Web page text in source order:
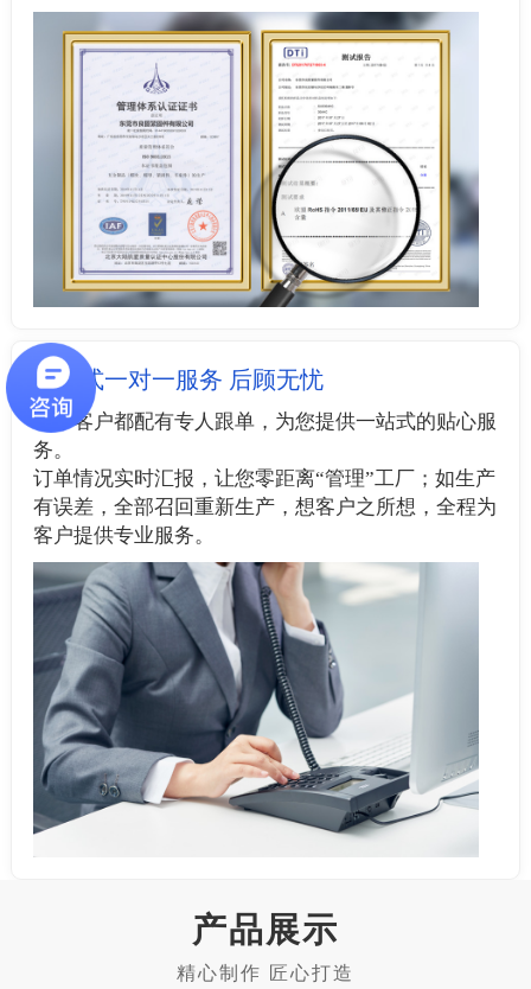
管家式一对一服务 后顾无忧
每个客户都配有专人跟单，为您提供一站式的贴心服
务。
订单情况实时汇报，让您零距离“管理”工厂；如生产
有误差，全部召回重新生产，想客户之所想，全程为
客户提供专业服务。
产品展示